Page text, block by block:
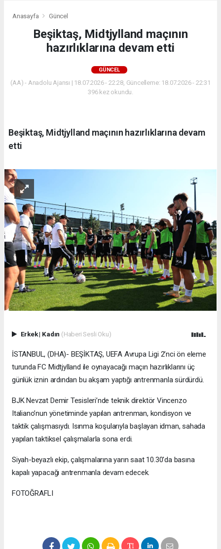
Anasayfa Güncel
Beşiktaş, Midtjylland maçının
hazırlıklarına devam etti
GÜNCEL
(AA) - Anadolu Ajansı | 18.07.2026 - 22:28, Güncelleme: 18.07.2026 - 22:31
396 kez okundu.
Beşiktaş, Midtjylland maçının hazırlıklarına devam
etti
Erkek| Kadın (Haberi Sesli Oku)
İSTANBUL, (DHA)- BEŞİKTAŞ, UEFA Avrupa Ligi 2’nci ön eleme
turunda FC Midtjylland ile oynayacağı maçın hazırlıklarını üç
günlük iznin ardından bu akşam yaptığı antrenmanla sürdürdü.
BJK Nevzat Demir Tesisleri’nde teknik direktör Vincenzo
Italiano’nun yönetiminde yapılan antrenman, kondisyon ve
taktik çalışmasıydı. Isınma koşularıyla başlayan idman, sahada
yapılan taktiksel çalışmalarla sona erdi.
Siyah-beyazlı ekip, çalışmalarına yarın saat 10.30'da basına
kapalı yapacağı antrenmanla devam edecek.
FOTOĞRAFLI